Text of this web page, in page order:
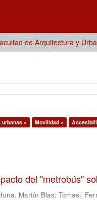
de Arquitectura y
× Movilidad ×
del "metrobús"
Martín Blas;Tomasi,